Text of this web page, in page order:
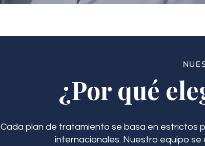
¿Por qué
Cada plan de tratamiento se basa en estrictos
internacionales. Nuestro equipo